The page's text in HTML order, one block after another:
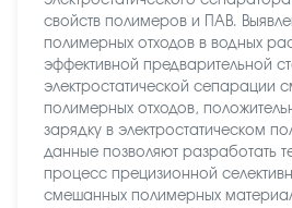
свойств полимеров и ПАВ.
полимерных отходов в водных
эффективной предварительной
электростатической сепарации
полимерных отходов,
зарядку в электростатическом
данные позволяют разработать
процесс прецизионной
смешанных полимерных